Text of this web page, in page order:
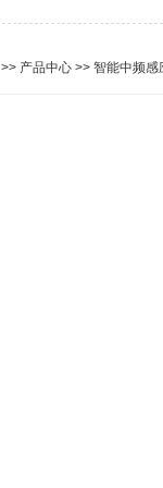
>> 产品中心 >> 智能中频感